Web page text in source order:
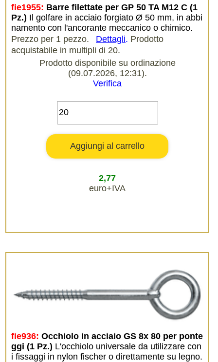
fie1955: Barre filettate per GP 50 TA M12 C (1
Pz.) Il golfare in acciaio forgiato Ø 50 mm, in abbi
namento con l'ancorante meccanico o chimico.
Prezzo per 1 pezzo.
Dettagli. Prodotto
acquistabile in multipli di 20.
Prodotto disponibile su ordinazione
(09.07.2026, 12:31).
Verifica
2,77
euro+IVA
fie936: Occhiolo in acciaio GS 8x 80 per ponte
ggi (1 Pz.) L'occhiolo universale da utilizzare con
i fissaggi in nylon fischer o direttamente su legno.